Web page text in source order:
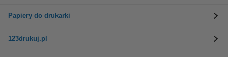
Papiery do drukarki
123drukuj.pl